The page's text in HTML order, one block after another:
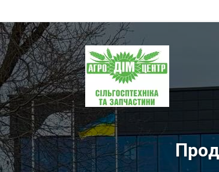
ПП
"Агродім-
центр"
-
продаж
техніки